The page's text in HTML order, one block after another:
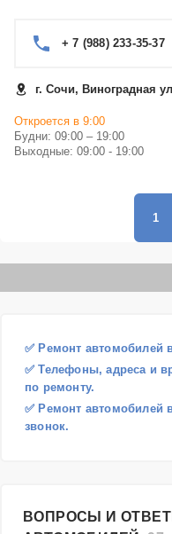
+ 7 (988) 233-35-37
г. Сочи, Виноградная
Откроется в 9:00
Будни: 09:00 – 19:00
Выходные: 09:00 - 19:00
1
✅ Ремонт автомобилей
✅ Телефоны, адреса и
по ремонту.
✅ Ремонт автомобилей
звонок.
ВОПРОСЫ И